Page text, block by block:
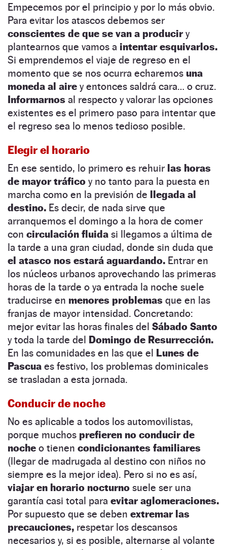
Empecemos por el principio y por lo más obvio.
Para evitar los atascos debemos ser
conscientes de que se van a produciry
plantearnos que vamos a intentar esquivarlos.
Si emprendemos el viaje de regreso en el
momento que se nos ocurra echaremos una
moneda al aire y entonces saldrá cara… o cruz.
Informarnos al respecto y valorar las opciones
existentes es el primero paso para intentar que
el regreso sea lo menos tedioso posible.
Elegir el horario
En ese sentido, lo primero es rehuir las horas
de mayor tráfico y no tanto para la puesta en
marcha como en la previsión de llegada al
destino. Es decir, de nada sirve que
arranquemos el domingo a la hora de comer
con circulación fluida si llegamos a última de
la tarde a una gran ciudad, donde sin duda que
el atasco nos estará aguardando. Entrar en
los núcleos urbanos aprovechando las primeras
horas de la tarde o ya entrada la noche suele
traducirse en menores problemas que en las
franjas de mayor intensidad. Concretando:
mejor evitar las horas finales del Sábado Santo
y toda la tarde del Domingo de Resurrección.
En las comunidades en las que el Lunes de
Pascua es festivo, los problemas dominicales
se trasladan a esta jornada.
Conducir de noche
No es aplicable a todos los automovilistas,
porque muchos prefieren no conducir de
noche o tienen condicionantes familiares
(llegar de madrugada al destino con niños no
siempre es la mejor idea). Pero si no es así,
viajar en horario nocturno suele ser una
garantía casi total para evitar aglomeraciones.
Por supuesto que se deben extremar las
precauciones, respetar los descansos
necesarios y, si es posible, alternarse al volante